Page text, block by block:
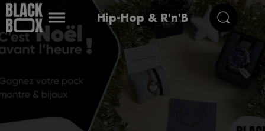
Hip-Hop & R'n'B